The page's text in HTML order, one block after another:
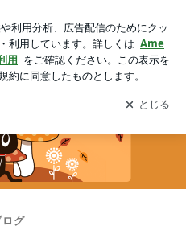
の更新通知
を受け取りまし
開く
グ